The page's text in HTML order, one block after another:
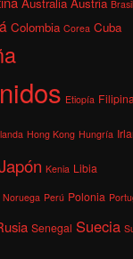
Brasil
Colombia Corea Cuba
Etiopía
Hong Kong Hungría
Kenia Libia
Noruega Perú Polonia
Senegal Suecia